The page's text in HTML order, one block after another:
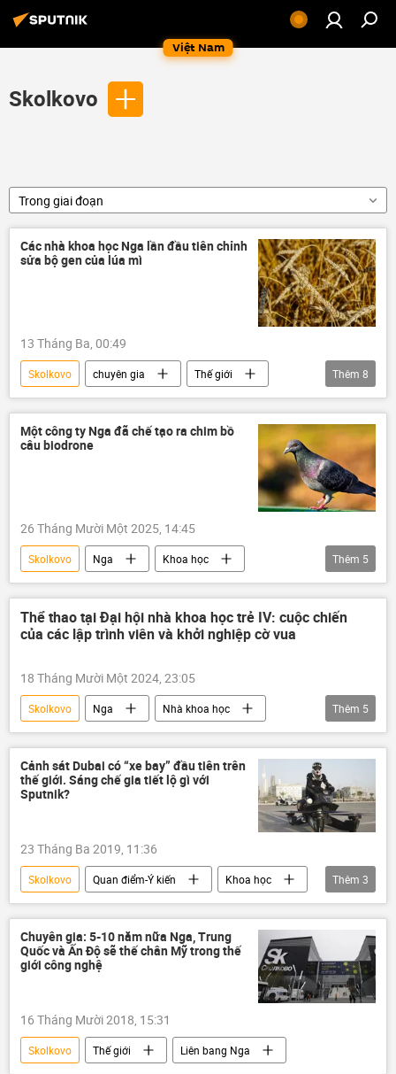
Việt Nam
Skolkovo
Trong giai đoạn
Các nhà khoa học Nga lần đầu tiên chỉnh
sửa bộ gen của lúa mì
13 Tháng Ba, 00:49
Skolkovo chuyên gia
Thế giới
khí hậu
Quan điểm-Ý kiến
Khoa học
DNA
Nga
nông nghiệp
Thêm 8
Một công ty Nga đã chế tạo ra chim bồ
câu biodrone
26 Tháng Mười Một 2025, 14:45
Skolkovo Nga
Khoa học
Nhà khoa học
Thế giới
công nghệ
Khoa học và công nghệ
UAV
Thêm 5
Thể thao tại Đại hội nhà khoa học trẻ IV: cuộc chiến
của các lập trình viên và khởi nghiệp cờ vua
18 Tháng Mười Một 2024, 23:05
Skolkovo Nga
Nhà khoa học
Thể thao
Thế giới
thông tin
lập trình viên
cờ Vua
Thêm 5
Cảnh sát Dubai có “xe bay” đầu tiên trên
thế giới. Sáng chế gia tiết lộ gì với
Sputnik?
23 Tháng Ba 2019, 11:36
Skolkovo Quan điểm-Ý kiến
Khoa học
Xã hội
Dubai Liên bang Nga
Thêm 3
Chuyên gia: 5-10 năm nữa Nga, Trung
Quốc và Ấn Độ sẽ thế chân Mỹ trong thế
giới công nghệ
16 Tháng Mười 2018, 15:31
Skolkovo Thế giới Liên bang Nga